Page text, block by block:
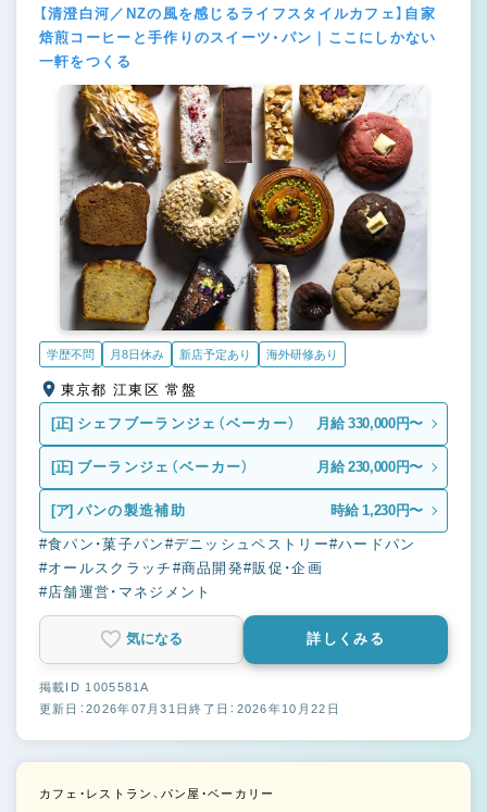
【清澄白河／NZの風を感じるライフスタイルカフェ】自家
焙煎コーヒーと手作りのスイーツ・パン｜ここにしかない
一軒をつくる
学歴不問 月8日休み 新店予定あり 海外研修あり
東京都 江東区 常盤
[正] シェフブーランジェ（ベーカー） 月給 330,000円〜
[正] ブーランジェ（ベーカー） 月給 230,000円〜
[ア] パンの製造補助 時給 1,230円〜
#食パン・菓子パン #デニッシュペストリー#ハードパン
#オールスクラッチ #商品開発#販促・企画
#店舗運営・マネジメント
気になる 詳しくみる
掲載ID 1005581A
更新日：2026年07月31日終了日：2026年10月22日
カフェ・レストラン、パン屋・ベーカリー